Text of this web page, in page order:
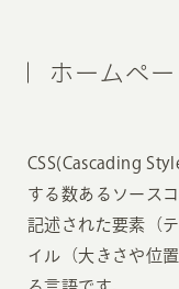
ホームペ
CSS(Cascading
する数あるソース
記述された要素（
イル（大きさや位
る言語です。